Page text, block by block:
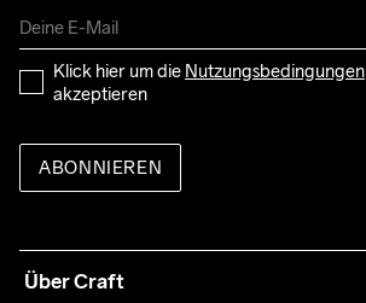
Klick hier um die Nutzungsbedingungen
akzeptieren
ABONNIEREN
Über Craft